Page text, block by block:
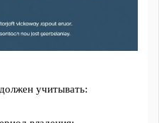
учитывать: